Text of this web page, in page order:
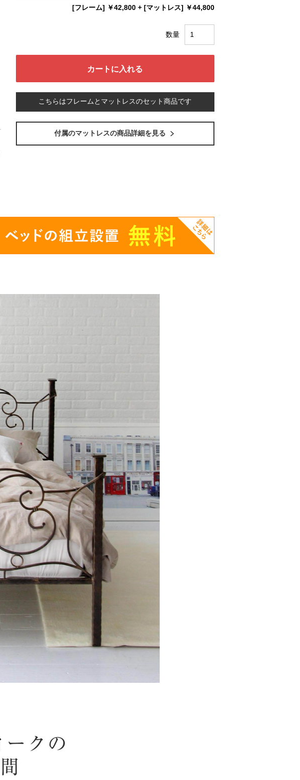
[フレーム] ￥42,800+ [マットレス] ￥44,800
数量
こちらはフレームとマットレスのセット商品です
付属のマットレスの商品詳細を見る